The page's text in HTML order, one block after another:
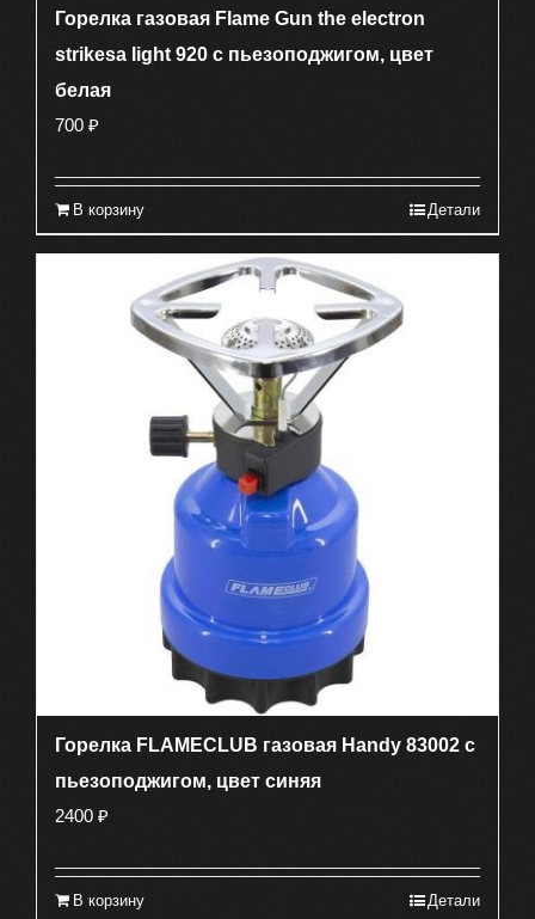
Горелка газовая Flame Gun the electron
strikesa light 920 c пьезоподжигом, цвет
белая
700 ₽
В корзину Детали
Горелка FLAMECLUB газовая Handy 83002 с
пьезоподжигом, цвет синяя
2400 ₽
В корзину Детали